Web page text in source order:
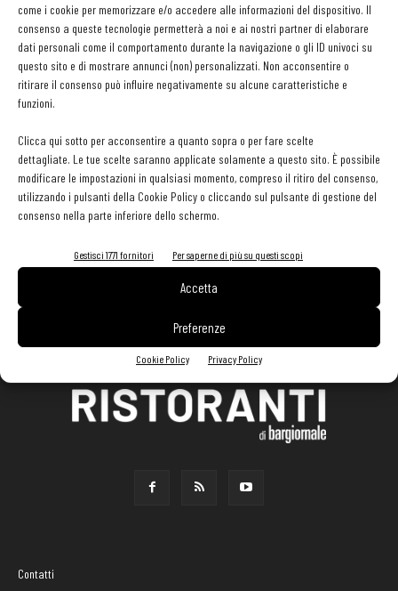
come i cookie per memorizzare e/o accedere alle informazioni del dispositivo. Il
consenso a queste tecnologie permetterà a noi e ai nostri partner di elaborare
dati personali come il comportamento durante la navigazione o gli ID univoci su
questo sito e di mostrare annunci (non) personalizzati. Non acconsentire o
ritirare il consenso può influire negativamente su alcune caratteristiche e
funzioni.
Clicca qui sotto per acconsentire a quanto sopra o per fare scelte
dettagliate. Le tue scelte saranno applicate solamente a questo sito. È possibile
modificare le impostazioni in qualsiasi momento, compreso il ritiro del consenso,
utilizzando i pulsanti della Cookie Policy o cliccando sul pulsante di gestione del
consenso nella parte inferiore dello schermo.
Gestisci 1771 fornitori Per saperne di più su questi scopi
Accetta
Preferenze
Cookie Policy Privacy Policy
EDICOLA WEB
Contatti